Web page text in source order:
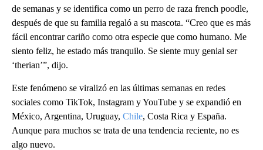
de semanas y se identifica como un perro de raza french poodle,
después de que su familia regaló a su mascota. “Creo que es más
fácil encontrar cariño como otra especie que como humano. Me
siento feliz, he estado más tranquilo. Se siente muy genial ser
‘therian’”, dijo.
Este fenómeno se viralizó en las últimas semanas en redes
sociales como TikTok, Instagram y YouTube y se expandió en
México, Argentina, Uruguay, Chile, Costa Rica y España.
Aunque para muchos se trata de una tendencia reciente, no es
algo nuevo.